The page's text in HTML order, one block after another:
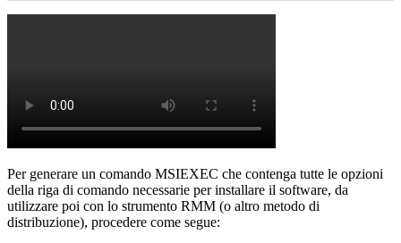
Per generare un comando MSIEXEC che contenga tutte le opzioni
della riga di comando necessarie per installare il software, da
utilizzare poi con lo strumento RMM (o altro metodo di
distribuzione), procedere come segue: